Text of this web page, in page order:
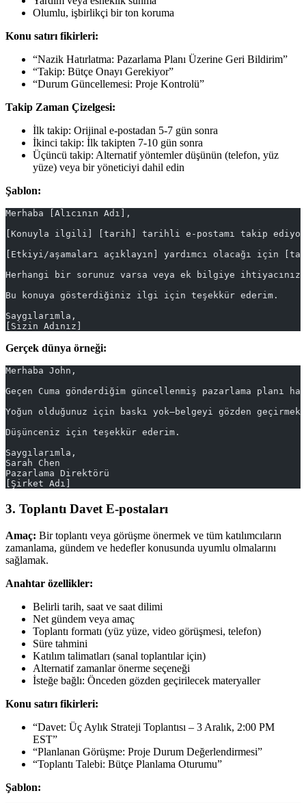
Olumlu, işbirlikçi bir ton koruma
Konu satırı fikirleri:
“Nazik Hatırlatma: Pazarlama Planı Üzerine Geri Bildirim”
“Takip: Bütçe Onayı Gerekiyor”
“Durum Güncellemesi: Proje Kontrolü”
Takip Zaman Çizelgesi:
İlk takip: Orijinal e-postadan 5-7 gün sonra
İkinci takip: İlk takipten 7-10 gün sonra
Üçüncü takip: Alternatif yöntemler düşünün (telefon, yüz
yüze) veya bir yöneticiyi dahil edin
Şablon:
Merhaba [Alıcının Adı],
[Konuyla ilgili] [tarih] tarihli e-postamı takip
[Etkiyi/aşamaları açıklayın] yardımcı olacağı
Herhangi bir sorunuz varsa veya ek bilgiye ihtiyacınız
Bu konuya gösterdiğiniz ilgi için teşekkür ederim.
Saygılarımla,
[Sizin Adınız]
Gerçek dünya örneği:
Merhaba John,
Geçen Cuma gönderdiğim güncellenmiş pazarlama
Yoğun olduğunuz için baskı yok—belgeyi gözden
Düşünceniz için teşekkür ederim.
Saygılarımla,
Sarah Chen
Pazarlama Direktörü
[Şirket Adı]
3. Toplantı Davet E-postaları
Amaç: Bir toplantı veya görüşme önermek ve tüm katılımcıların
zamanlama, gündem ve hedefler konusunda uyumlu olmalarını
sağlamak.
Anahtar özellikler:
Belirli tarih, saat ve saat dilimi
Net gündem veya amaç
Toplantı formatı (yüz yüze, video görüşmesi, telefon)
Süre tahmini
Katılım talimatları (sanal toplantılar için)
Alternatif zamanlar önerme seçeneği
İsteğe bağlı: Önceden gözden geçirilecek materyaller
Konu satırı fikirleri:
“Davet: Üç Aylık Strateji Toplantısı – 3 Aralık, 2:00 PM
EST”
“Planlanan Görüşme: Proje Durum Değerlendirmesi”
“Toplantı Talebi: Bütçe Planlama Oturumu”
Şablon: